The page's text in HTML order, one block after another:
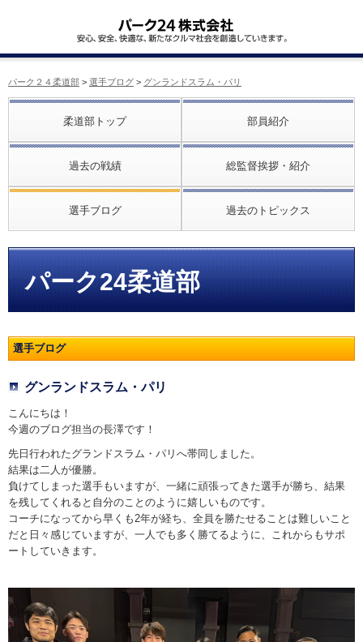
パーク２４柔道部 > 選手ブログ > グンランドスラム・パリ
柔道部トップ 部員紹介
過去の戦績 総監督挨拶・紹介
選手ブログ 過去のトピックス
パーク24柔道部
選手ブログ
グンランドスラム・パリ
こんにちは！
今週のブログ担当の長澤です！
先日行われたグランドスラム・パリへ帯同しました。
結果は二人が優勝。
負けてしまった選手もいますが、一緒に頑張ってきた選手が勝ち、結果
を残してくれると自分のことのように嬉しいものです。
コーチになってから早くも2年が経ち、全員を勝たせることは難しいこと
だと日々感じていますが、一人でも多く勝てるように、これからもサポ
ートしていきます。